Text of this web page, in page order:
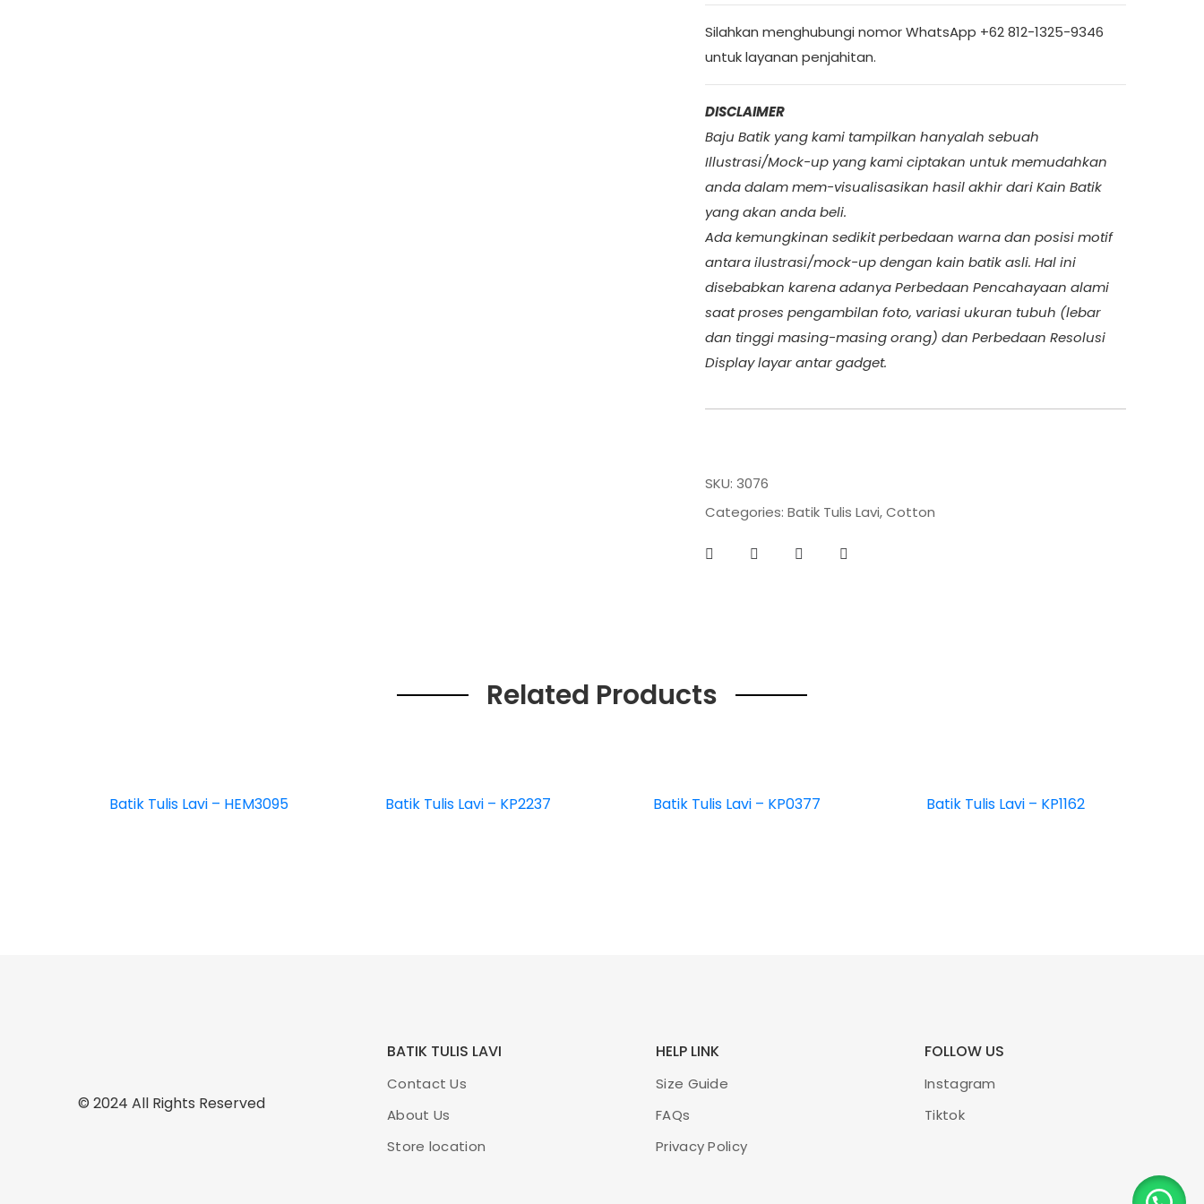
Silahkan menghubungi nomor WhatsApp +62 812-1325-9346
untuk layanan penjahitan.
DISCLAIMER
Baju Batik yang kami tampilkan hanyalah sebuah
Illustrasi/Mock-up yang kami ciptakan untuk memudahkan
anda dalam mem-visualisasikan hasil akhir dari Kain Batik
yang akan anda beli.
Ada kemungkinan sedikit perbedaan warna dan posisi motif
antara ilustrasi/mock-up dengan kain batik asli. Hal ini
disebabkan karena adanya Perbedaan Pencahayaan alami
saat proses pengambilan foto, variasi ukuran tubuh (lebar
dan tinggi masing-masing orang) dan Perbedaan Resolusi
Display layar antar gadget.
SKU: 3076
Categories: Batik Tulis Lavi,Cotton
Related Products
Batik Tulis Lavi – HEM3095 Batik Tulis Lavi – KP2237 Batik Tulis Lavi – KP0377 Batik Tulis Lavi – KP1162
© 2024 All Rights Reserved
BATIK TULIS LAVI
Contact Us
About Us
Store location
HELP LINK
Size Guide
FAQs
Privacy Policy
FOLLOW US
Instagram
Tiktok